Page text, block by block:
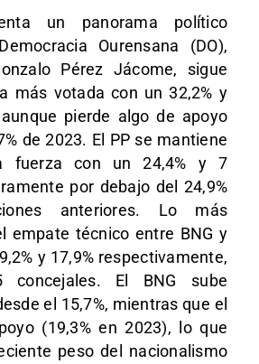
un panorama político
Ourensana (DO),
Pérez Jácome, sigue
más votada con un 32,2% y
pierde algo de apoyo
de 2023. El PP se mantiene
fuerza con un 24,4% y 7
por debajo del 24,9%
anteriores. Lo más
empate técnico entre BNG y
y 17,9% respectivamente,
concejales. El BNG sube
el 15,7%, mientras que el
(19,3% en 2023), lo que
peso del nacionalismo